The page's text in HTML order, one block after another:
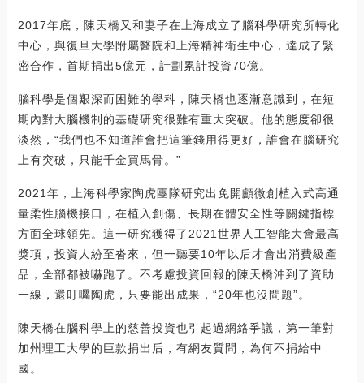
2017年底，陳天橋又和妻子在上海成立了腦科學研究所轉化
中心，與復旦大學附屬醫院和上海精神衛生中心，達成了緊
密合作，首期捐出5億元，計劃累計投資70億。
腦科學是個艱深而困難的學科，陳天橋也逐漸意識到，在短
期內對大腦機制的基礎研究很難有重大突破。他的態度卻很
淡然，“我們也不知道誰會把這筆錢用得更好，誰會在腦研究
上有突破，只能千金買馬骨。”
2021年，上海科學家陶虎團隊研究出免開顱微創植入式高通
量柔性腦機接口，在植入創傷、長期在體安全性等關鍵指標
方面全球領先。這一研究獲得了2021世界人工智能大會最高
獎項，投資人紛至沓來，但一聽要10年以后才會出消費級產
品，全部都被嚇跑了。不考慮投資回報的陳天橋沖到了資助
一線，還叮囑陶虎，只要能出成果，“20年也沒問題”。
陳天橋在腦科學上的慈善投資也引起過網絡爭議，第一筆對
加州理工大學的巨款捐出后，有網友質問，為何不捐給中
國。